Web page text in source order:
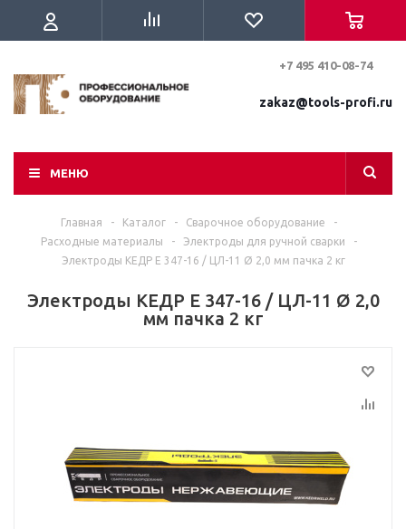
+7 495 410-08-74
zakaz@tools-profi.ru
МЕНЮ
Главная - Каталог - Сварочное оборудование
-
Расходные материалы
- Электроды для ручной сварки
-
Электроды КЕДР E 347-16 / ЦЛ-11 Ø 2,0 мм пачка 2 кг
Электроды КЕДР E 347-16 / ЦЛ-11 Ø 2,0
мм пачка 2 кг